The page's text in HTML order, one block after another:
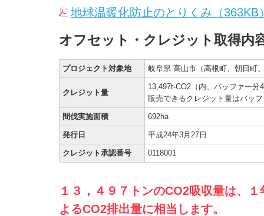
地球温暖化防止のとりくみ（363KB
オフセット・クレジット取得内
プロジェクト対象地 岐阜県 高山市（高根町、朝日町
クレジット量
13,497t-CO2（内、バッファー分
販売できるクレジット量はバッ
間伐実施面積 692ha
発行日 平成24年3月27日
クレジット承認番号 0118001
１３，４９７トンのCO2吸収量は、
よるCO2排出量に相当します。